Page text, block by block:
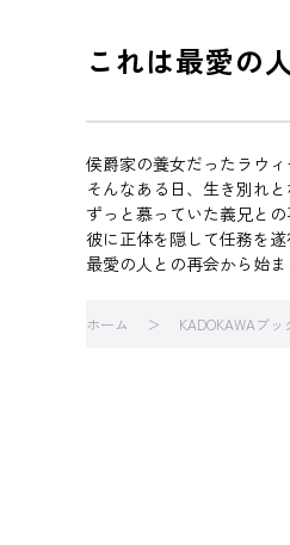
これは最愛の
侯爵家の養女だったラウ
そんなある日、生き別れ
ずっと慕っていた義兄と
彼に正体を隠して任務を
最愛の人との再会から始
ホーム KADOKAWAブッ